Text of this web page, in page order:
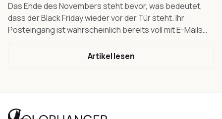
Das Ende des Novembers steht bevor, was bedeutet,
dass der Black Friday wieder vor der Tür steht. Ihr
Posteingang ist wahrscheinlich bereits voll mit E-Mails
davon überzeugen wollen, dass Sie ihre rabattierten
verpassen. Das ist genau der Grund, warum Colorhanger
Artikel lesen